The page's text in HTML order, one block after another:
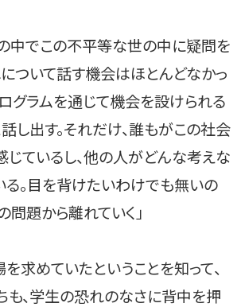
の中でこの不平等な世の中に疑問を
について話す機会はほとんどなかっ
グラムを通じて機会を設けられる
し出す。それだけ、誰もがこの社会
じているし、他の人がどんな考えな
る。目を背けたいわけでも無いの
問題から離れていく」
求めていたということを知って、
も、学生の恐れのなさに背中を押